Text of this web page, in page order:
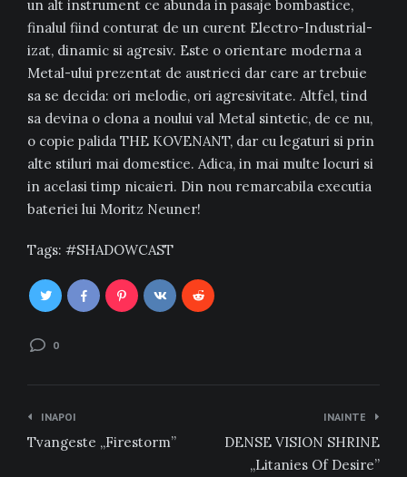
un alt instrument ce abunda in pasaje bombastice,
finalul fiind conturat de un curent Electro-Industrial-
izat, dinamic si agresiv. Este o orientare moderna a
Metal-ului prezentat de austrieci dar care ar trebuie
sa se decida: ori melodie, ori agresivitate. Altfel, tind
sa devina o clona a noului val Metal sintetic, de ce nu,
o copie palida THE KOVENANT, dar cu legaturi si prin
alte stiluri mai domestice. Adica, in mai multe locuri si
in acelasi timp nicaieri. Din nou remarcabila executia
bateriei lui Moritz Neuner!
Tags: SHADOWCAST
0
Navigare
în
INAPOI
Tvangeste „Firestorm”
INAINTE
DENSE VISION SHRINE
„Litanies Of Desire”